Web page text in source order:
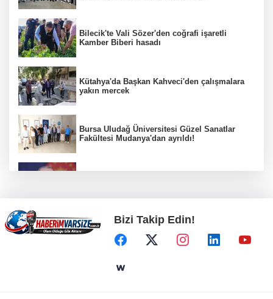
Bilecik'te Vali Sözer'den coğrafi işaretli
Kamber Biberi hasadı
Kütahya'da Başkan Kahveci'den çalışmalara
yakın mercek
Bursa Uludağ Üniversitesi Güzel Sanatlar
Fakültesi Mudanya'dan ayrıldı!
Yaşlı ve engelli aylıkları artışlı hesaplarda
Manisa'da Akpınar Mesire Alanı hizmete
Bizi Takip Edin!